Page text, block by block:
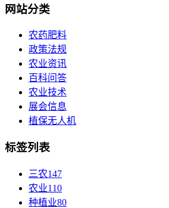
网站分类
农药肥料
政策法规
农业资讯
百科问答
农业技术
展会信息
植保无人机
标签列表
三农147
农业110
种植业80